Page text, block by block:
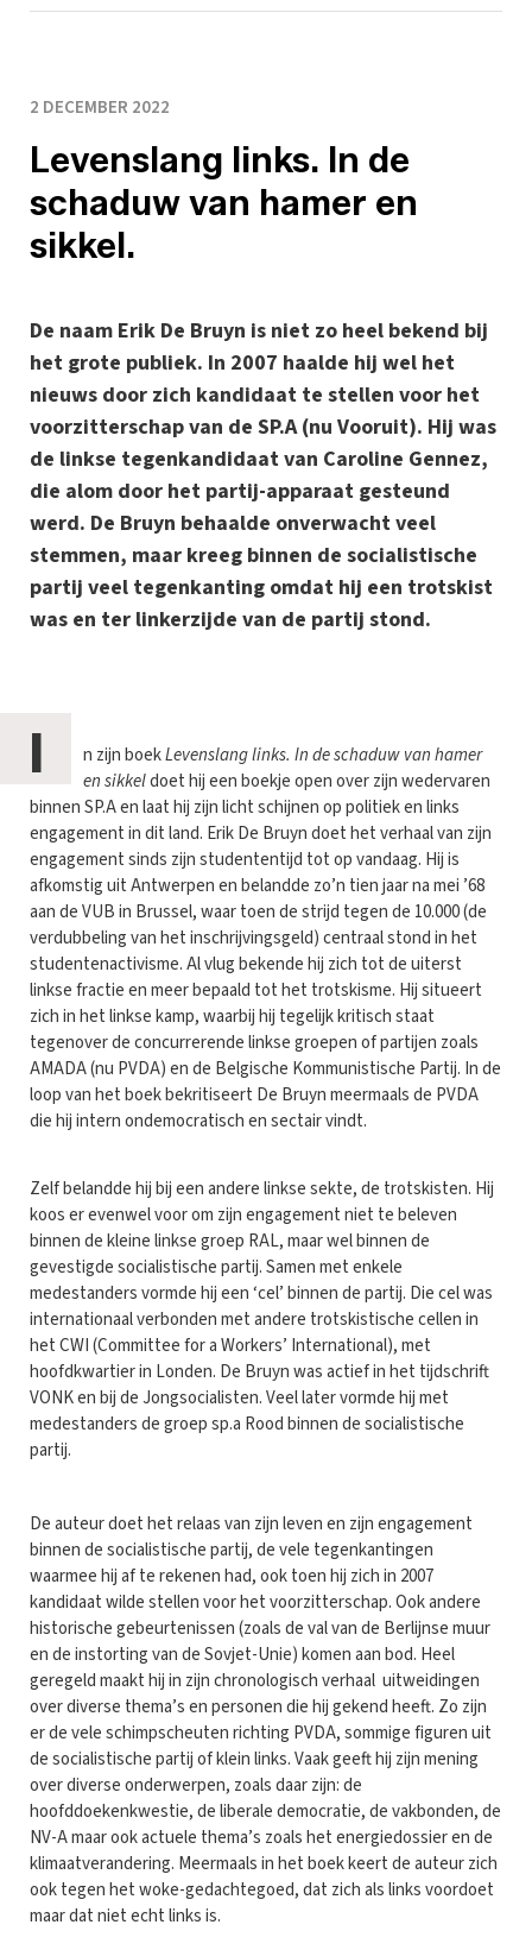
2 DECEMBER 2022
Levenslang links. In de
schaduw van hamer en
sikkel.
De naam Erik De Bruyn is niet zo heel bekend bij
het grote publiek. In 2007 haalde hij wel het
nieuws door zich kandidaat te stellen voor het
voorzitterschap van de SP.A (nu Vooruit). Hij was
de linkse tegenkandidaat van Caroline Gennez,
die alom door het partij-apparaat gesteund
werd. De Bruyn behaalde onverwacht veel
stemmen, maar kreeg binnen de socialistische
partij veel tegenkanting omdat hij een trotskist
was en ter linkerzijde van de partij stond.
I n zijn boekLevenslang links. In de schaduw van hamer
en sikkeldoet hij een boekje open over zijn wedervaren
binnen SP.A en laat hij zijn licht schijnen op politiek en links
engagement in dit land. Erik De Bruyn doet het verhaal van zijn
engagement sinds zijn studententijd tot op vandaag. Hij is
afkomstig uit Antwerpen en belandde zo’n tien jaar na mei ’68
aan de VUB in Brussel, waar toen de strijd tegen de 10.000 (de
verdubbeling van het inschrijvingsgeld) centraal stond in het
studentenactivisme. Al vlug bekende hij zich tot de uiterst
linkse fractie en meer bepaald tot het trotskisme. Hij situeert
zich in het linkse kamp, waarbij hij tegelijk kritisch staat
tegenover de concurrerende linkse groepen of partijen zoals
AMADA (nu PVDA) en de Belgische Kommunistische Partij. In de
loop van het boek bekritiseert De Bruyn meermaals de PVDA
die hij intern ondemocratisch en sectair vindt.
Zelf belandde hij bij een andere linkse sekte, de trotskisten. Hij
koos er evenwel voor om zijn engagement niet te beleven
binnen de kleine linkse groep RAL, maar wel binnen de
gevestigde socialistische partij. Samen met enkele
medestanders vormde hij een ‘cel’ binnen de partij. Die cel was
internationaal verbonden met andere trotskistische cellen in
het CWI (Committee for a Workers’ International), met
hoofdkwartier in Londen. De Bruyn was actief in het tijdschrift
VONK en bij de Jongsocialisten. Veel later vormde hij met
medestanders de groep sp.a Rood binnen de socialistische
partij.
De auteur doet het relaas van zijn leven en zijn engagement
binnen de socialistische partij, de vele tegenkantingen
waarmee hij af te rekenen had, ook toen hij zich in 2007
kandidaat wilde stellen voor het voorzitterschap. Ook andere
historische gebeurtenissen (zoals de val van de Berlijnse muur
en de instorting van de Sovjet-Unie) komen aan bod. Heel
geregeld maakt hij in zijn chronologisch verhaal uitweidingen
over diverse thema’s en personen die hij gekend heeft. Zo zijn
er de vele schimpscheuten richting PVDA, sommige figuren uit
de socialistische partij of klein links. Vaak geeft hij zijn mening
over diverse onderwerpen, zoals daar zijn: de
hoofddoekenkwestie, de liberale democratie, de vakbonden, de
NV-A maar ook actuele thema’s zoals het energiedossier en de
klimaatverandering. Meermaals in het boek keert de auteur zich
ook tegen het woke-gedachtegoed, dat zich als links voordoet
maar dat niet echt links is.